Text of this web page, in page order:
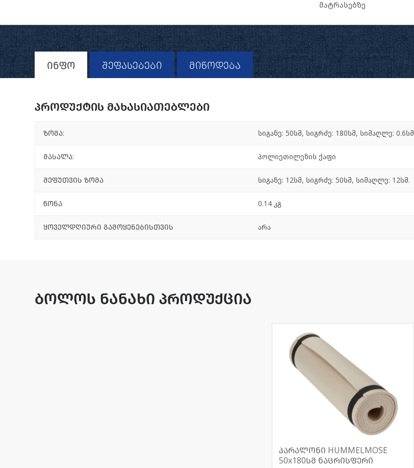
მატრასებზე
ინფო შეფასებები მიწოდება
პროდუქტის მახასიათებლები
ზომა: სიგანე: 50სმ, სიგრძე: 180სმ, სიმაღლე: 0.6სმ
მასალა: პოლიეთილენის ქაფი
შეფუთვის ზომა სიგანე: 12სმ, სიგრძე: 50სმ, სიმაღლე: 12სმ.
წონა 0.14 კგ
ყოველდღიური გამოყენებისთვის არა
ბოლოს ნანახი პროდუქცია
პარალონი HUMMELMOSE
50x180სმ ნაცრისფერი